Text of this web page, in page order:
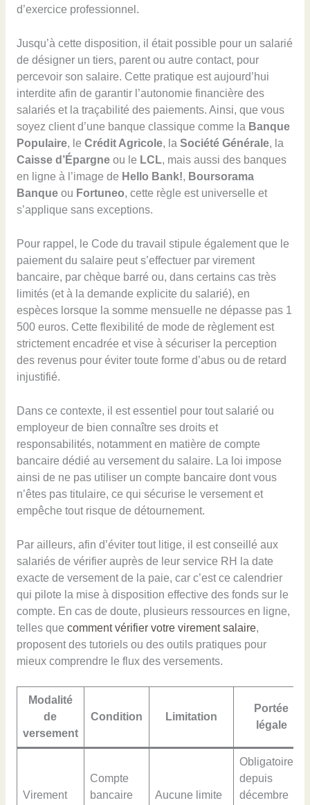
d’exercice professionnel.
Jusqu’à cette disposition, il était possible pour un salarié
de désigner un tiers, parent ou autre contact, pour
percevoir son salaire. Cette pratique est aujourd’hui
interdite afin de garantir l’autonomie financière des
salariés et la traçabilité des paiements. Ainsi, que vous
soyez client d’une banque classique comme la Banque
Populaire, le Crédit Agricole, la Société Générale, la
Caisse d’Épargneou le LCL, mais aussi des banques
en ligne à l’image de Hello Bank!, Boursorama
Banqueou Fortuneo, cette règle est universelle et
s’applique sans exceptions.
Pour rappel, le Code du travail stipule également que le
paiement du salaire peut s’effectuer par virement
bancaire, par chèque barré ou, dans certains cas très
limités (et à la demande explicite du salarié), en
espèces lorsque la somme mensuelle ne dépasse pas 1
500 euros. Cette flexibilité de mode de règlement est
strictement encadrée et vise à sécuriser la perception
des revenus pour éviter toute forme d’abus ou de retard
injustifié.
Dans ce contexte, il est essentiel pour tout salarié ou
employeur de bien connaître ses droits et
responsabilités, notamment en matière de compte
bancaire dédié au versement du salaire. La loi impose
ainsi de ne pas utiliser un compte bancaire dont vous
n’êtes pas titulaire, ce qui sécurise le versement et
empêche tout risque de détournement.
Par ailleurs, afin d’éviter tout litige, il est conseillé aux
salariés de vérifier auprès de leur service RH la date
exacte de versement de la paie, car c’est ce calendrier
qui pilote la mise à disposition effective des fonds sur le
compte. En cas de doute, plusieurs ressources en ligne,
telles que comment vérifier votre virement salaire,
proposent des tutoriels ou des outils pratiques pour
mieux comprendre le flux des versements.
Modalité
de
versement
Condition Limitation
Portée
légale
Virement
Compte
bancaire
Aucune limite
Obligatoire
depuis
décembre